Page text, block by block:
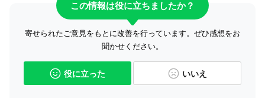
この情報は役に立ちましたか？
寄せられたご意見をもとに改善を行っています。ぜひ感想をお
聞かせください。
役に立った いいえ